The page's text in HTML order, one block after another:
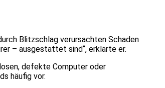
Blitzschlag verursachten Schaden
– ausgestattet sind“, erklärte er.
defekte Computer oder
häufig vor.